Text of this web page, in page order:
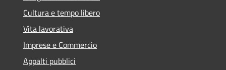
Cultura e tempo libero
Vita lavorativa
Imprese e Commercio
Appalti pubblici